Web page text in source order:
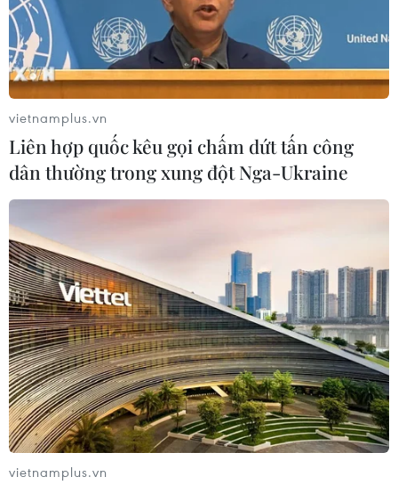
Kết thúc phiên giao dịch ngày 22/7, chỉ số VN-Index
giảm nhẹ 0,3 điểm xuống 164,37 điểm, khối lượng giao
dịch đạt trên 164,37 triệu đơn vị, tương ứng với giá trị
4.069,2 tỷ đồng.
Chứng khoán đi lên trước khi các doanh
nghiệp công bố lợi nhuận
23/07/2019 01:52
vietnamplus.vn
Liên hợp quốc kêu gọi chấm dứt tấn công
dân thường trong xung đột Nga-Ukraine
vietnamplus.vn